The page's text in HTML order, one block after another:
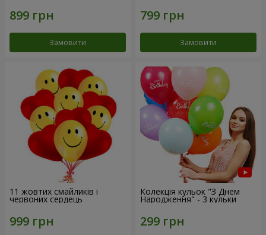
Замовити Замовити
11 жовтих смайликів і
червоних сердець
Колекція кульок "З Днем
Народження" - 3 кульки